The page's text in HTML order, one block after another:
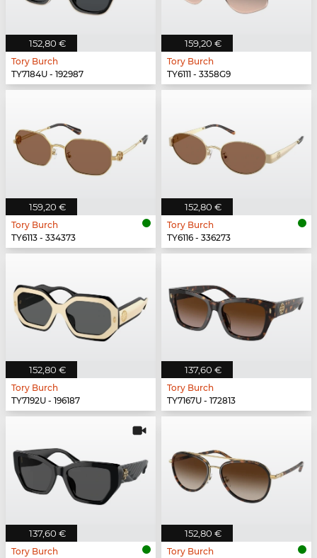
152,80 €
Tory Burch
TY7184U - 192987
159,20 €
Tory Burch
TY6111 - 3358G9
159,20 €
Tory Burch
TY6113 - 334373
152,80 €
Tory Burch
TY6116 - 336273
152,80 €
Tory Burch
TY7192U - 196187
137,60 €
Tory Burch
TY7167U - 172813
137,60 €
Tory Burch
152,80 €
Tory Burch